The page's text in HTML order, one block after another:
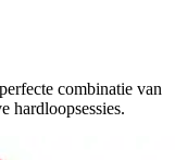
combinatie van
hardloopsessies.